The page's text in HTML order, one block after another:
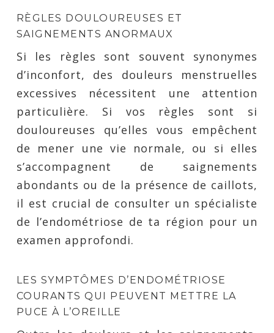
RÈGLES DOULOUREUSES ET
SAIGNEMENTS ANORMAUX
Si les règles sont souvent synonymes
d’inconfort, des douleurs menstruelles
excessives nécessitent une attention
particulière. Si vos règles sont si
douloureuses qu’elles vous empêchent
de mener une vie normale, ou si elles
s’accompagnent de saignements
abondants ou de la présence de caillots,
il est crucial de consulter un spécialiste
de l’endométriose de ta région pour un
examen approfondi.
LES SYMPTÔMES D’ENDOMÉTRIOSE
COURANTS QUI PEUVENT METTRE LA
PUCE À L’OREILLE